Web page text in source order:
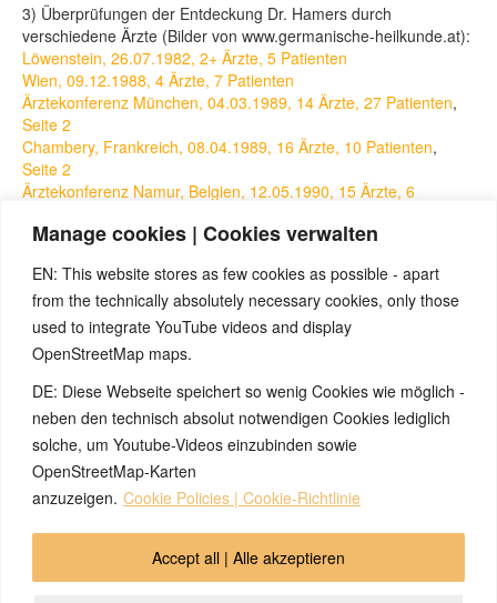
Manage cookies | Cookies verwalten
EN: This website stores as few cookies as possible - apart
from the technically absolutely necessary cookies, only those
used to integrate YouTube videos and display
OpenStreetMap maps.
DE: Diese Webseite speichert so wenig Cookies wie möglich -
neben den technisch absolut notwendigen Cookies lediglich
solche, um Youtube-Videos einzubinden sowie
OpenStreetMap-Karten
anzuzeigen. Cookie Policies | Cookie-Richtlinie
Accept all | Alle akzeptieren
3) Überprüfungen der Entdeckung Dr. Hamers durch
verschiedene Ärzte (Bilder von www.germanische-heilkunde.at):
Löwenstein, 26.07.1982, 2+ Ärzte, 5 Patienten
Wien, 09.12.1988, 4 Ärzte, 7 Patienten
Ärztekonferenz München, 04.03.1989, 14 Ärzte, 27 Patienten,
Seite 2
Chambery, Frankreich, 08.04.1989, 16 Ärzte, 10 Patienten,
Seite 2
Ärztekonferenz Namur, Belgien, 12.05.1990, 15 Ärzte, 6
Kinderklinik Gelsenkirchen, 24.06.1992, 2+ Arzt, 24 Patienten
Universität Trnava, 12 Ärzte, 7 Patienten
Toulouse, 1 Arzt, 6 Patienten
Münster, 1 Arzt, 4 Patienten
4)Semmelweis Reflex
6)Die Medien verspotten Dr. Hamer, Ausschnitt aus der 5BN-
Dokumentationvon David Münnich, sowieGerichtsurteil gegen
die Universität Tübingen.
© 2026 by Ingmar Marquardt
Impressum Datenschutzerklärung